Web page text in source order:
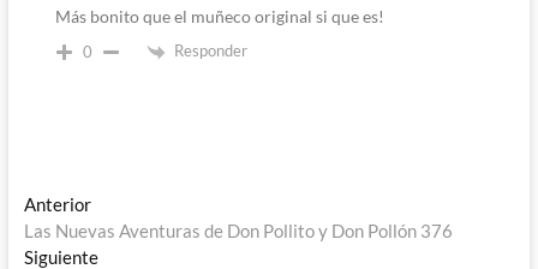
Más bonito que el muñeco original si que es!
0 Responder
Navegación
de
AnteriorEntrada
anterior:
Las Nuevas Aventuras de Don Pollito y Don Pollón 376
SiguienteEntrada